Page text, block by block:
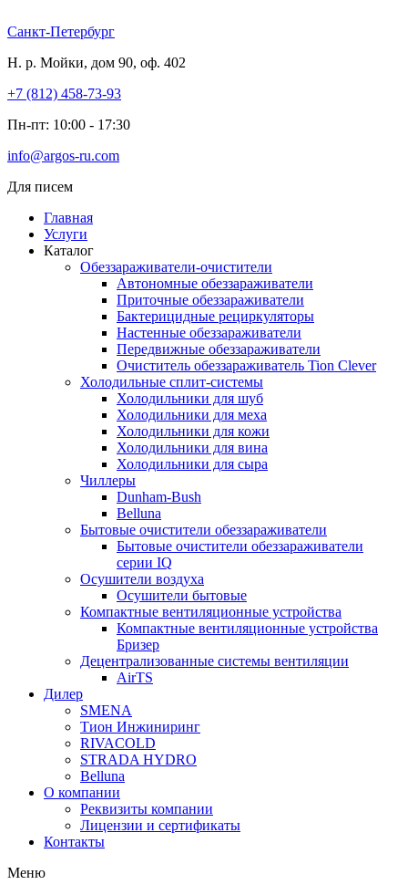
к
Санкт-Петербург
Н. р. Мойки, дом 90, оф. 402
+7 (812) 458-73-93
Пн-пт: 10:00 - 17:30
info@argos-ru.com
Для писем
Главная
Услуги
Каталог
Обеззараживатели-очистители
Автономные обеззараживатели
Приточные обеззараживатели
Бактерицидные рециркуляторы
Настенные обеззараживатели
Передвижные обеззараживатели
Очиститель обеззараживатель Tion Clever
Холодильные сплит-системы
Холодильники для шуб
Холодильники для меха
Холодильники для кожи
Холодильники для вина
Холодильники для сыра
Чиллеры
Dunham-Bush
Belluna
Бытовые очистители обеззараживатели
Бытовые очистители обеззараживатели
серии IQ
Осушители воздуха
Осушители бытовые
Компактные вентиляционные устройства
Компактные вентиляционные устройства
Бризер
Децентрализованные системы вентиляции
AirTS
Дилер
SMENA
Тион Инжиниринг
RIVACOLD
STRADA HYDRO
Belluna
О компании
Реквизиты компании
Лицензии и сертификаты
Контакты
Меню